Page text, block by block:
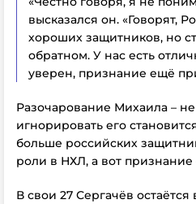
высказался он. «Говорят,
хороших защитников, но
обратном. У нас есть
уверен, признание ещё
Разочарование Михаила –
игнорировать его
больше российских
роли в НХЛ, а вот признание
В свои 27 Сергачёв